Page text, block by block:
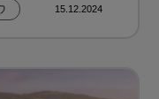
15.12.2024